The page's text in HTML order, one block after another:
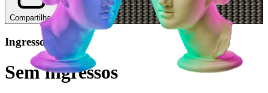
Compartilhar
Ingressos
Sem ingressos